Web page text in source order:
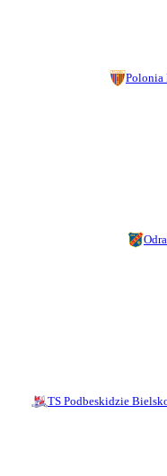
Polonia
TS Podbeskidzie